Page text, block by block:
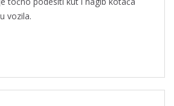
vozila.